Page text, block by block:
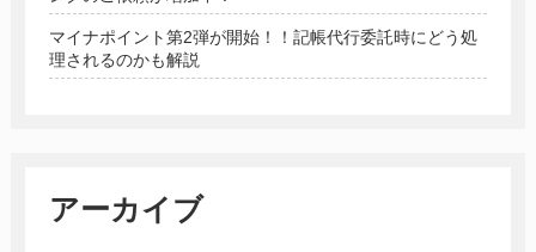
マイナポイント第2弾が開始！！記帳代行委託時にどう処
理されるのかも解説
アーカイブ